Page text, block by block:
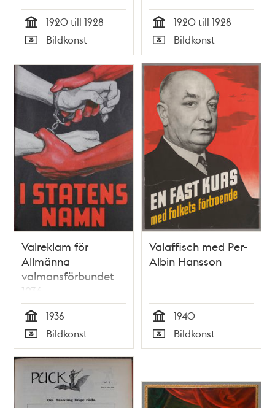
Tid
1920 till 1928
Typ
Bildkonst Tid
1920 till 1928
Typ
Bildkonst
Valreklam för
Allmänna
valmansförbundet
1936
Tid
1936
Typ
Bildkonst
Valaffisch med Per-
Albin Hansson
Tid
1940
Typ
Bildkonst